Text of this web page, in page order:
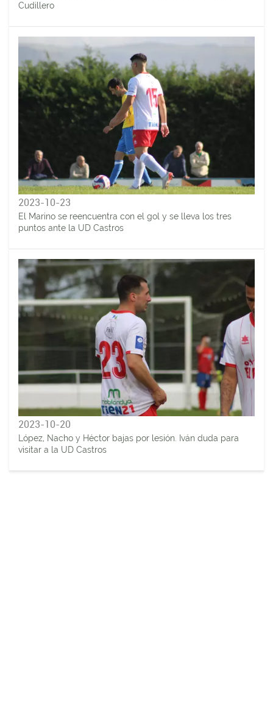
Cudillero
2023-10-23
El Marino se reencuentra con el gol y se lleva los tres
puntos ante la UD Castros
2023-10-20
López, Nacho y Héctor bajas por lesión. Iván duda para
visitar a la UD Castros